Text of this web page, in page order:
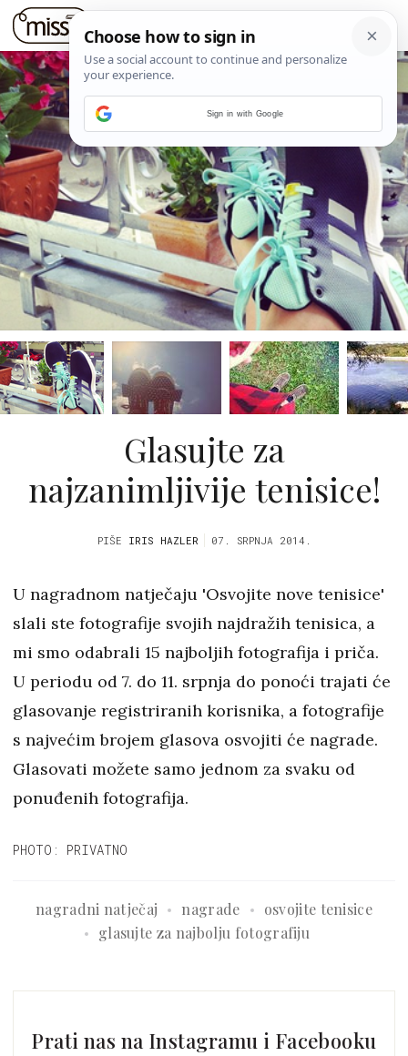
Glasujte za
najzanimljivije tenisice!
PIŠE IRIS HAZLER 07. SRPNJA 2014.
U nagradnom natječaju 'Osvojite nove tenisice'
slali ste fotografije svojih najdražih tenisica, a
mi smo odabrali 15 najboljih fotografija i priča.
U periodu od 7. do 11. srpnja do ponoći trajati će
glasovanje registriranih korisnika, a fotografije
s najvećim brojem glasova osvojiti će nagrade.
Glasovati možete samo jednom za svaku od
ponuđenih fotografija.
PHOTO: PRIVATNO
nagradni natječaj nagrade
osvojite tenisice
glasujte za najbolju fotografiju
Prati nas na Instagramu i Facebooku
Sign in with Google